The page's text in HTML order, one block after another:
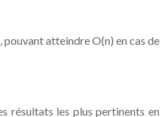
pouvant atteindre O(n) en cas de
résultats les plus pertinents en